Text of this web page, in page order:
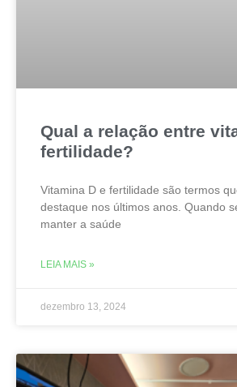
Qual a relação entre
fertilidade?
Vitamina D e fertilidade são termos
destaque nos últimos anos. Quando
manter a saúde
LEIA MAIS »
dezembro 13, 2024